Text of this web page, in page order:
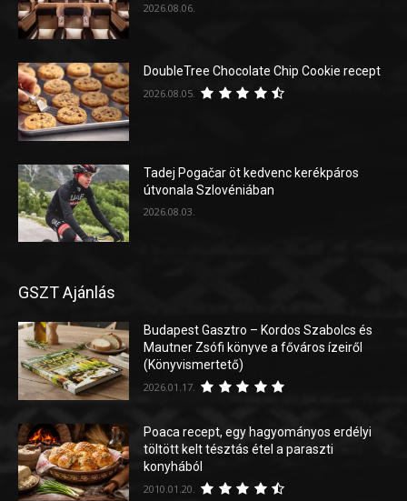
2026.08.06.
DoubleTree Chocolate Chip Cookie recept
2026.08.05.
Tadej Pogačar öt kedvenc kerékpáros
útvonala Szlovéniában
2026.08.03.
GSZT Ajánlás
Budapest Gasztro – Kordos Szabolcs és
Mautner Zsófi könyve a főváros ízeiről
(Könyvismertető)
2026.01.17.
Poaca recept, egy hagyományos erdélyi
töltött kelt tésztás étel a paraszti
konyhából
2010.01.20.